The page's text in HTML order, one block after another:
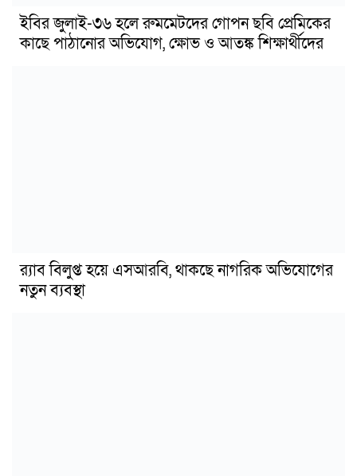
ইবির জুলাই-৩৬ হলে রুমমেটদের গোপন ছবি প্রেমিকের
কাছে পাঠানোর অভিযোগ, ক্ষোভ ও আতঙ্ক শিক্ষার্থীদের
র‍্যাব বিলুপ্ত হয়ে এসআরবি, থাকছে নাগরিক অভিযোগের
নতুন ব্যবস্থা